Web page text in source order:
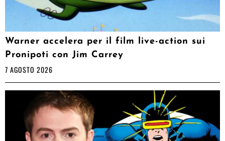
Warner accelera per il film live-action sui
Pronipoti con Jim Carrey
7 AGOSTO 2026